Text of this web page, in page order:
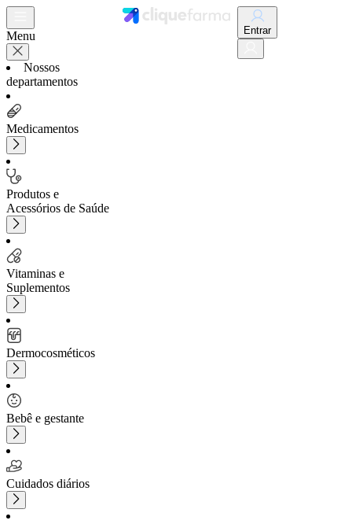
Menu
Nossos
departamentos
Medicamentos
Produtos e
Acessórios de Saúde
Vitaminas e
Suplementos
Dermocosméticos
Bebê e gestante
Cuidados diários
Entrar